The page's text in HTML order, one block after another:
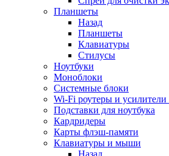
Планшеты
Назад
Планшеты
Клавиатуры
Стилусы
Ноутбуки
Моноблоки
Системные блоки
Wi-Fi роутеры и усилители
Подставки для ноутбука
Кардридеры
Карты флэш-памяти
Клавиатуры и мыши
Назад